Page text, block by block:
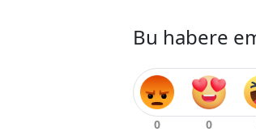
Bu habere